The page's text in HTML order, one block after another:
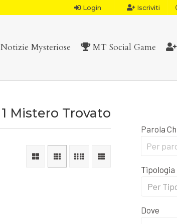
Login Iscriviti
Notizie Mysteriose MT Social Game
1 Mistero Trovato
Parola
Tipologia
Per
Dove